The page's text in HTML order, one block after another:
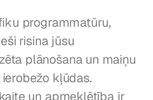
programmatūru,
risina jūsu
plānošana un maiņu
kļūdas.
un apmeklētība ir